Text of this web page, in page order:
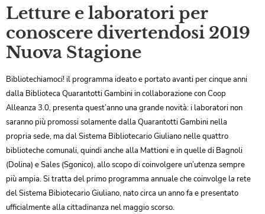
Letture e laboratori per
conoscere divertendosi 2019
Nuova Stagione
Bibliotechiamoci! il programma ideato e portato avanti per cinque anni
dalla Biblioteca Quarantotti Gambini in collaborazione con Coop
Alleanza 3.0, presenta quest’anno una grande novità: i laboratori non
saranno più promossi solamente dalla Quarantotti Gambini nella
propria sede, ma dal Sistema Bibliotecario Giuliano nelle quattro
biblioteche comunali, quindi anche alla Mattioni e in quelle di Bagnoli
(Dolina) e Sales (Sgonico), allo scopo di coinvolgere un’utenza sempre
più ampia. Si tratta del primo programma annuale che coinvolge la rete
del Sistema Bibiotecario Giuliano, nato circa un anno fa e presentato
ufficialmente alla cittadinanza nel maggio scorso.